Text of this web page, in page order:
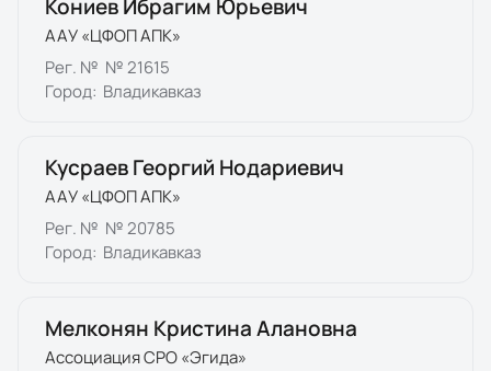
Кониев Ибрагим Юрьевич
ААУ «ЦФОП АПК»
Рег. № № 21615
Город: Владикавказ
Кусраев Георгий Нодариевич
ААУ «ЦФОП АПК»
Рег. № № 20785
Город: Владикавказ
Мелконян Кристина Алановна
Ассоциация СРО «Эгида»